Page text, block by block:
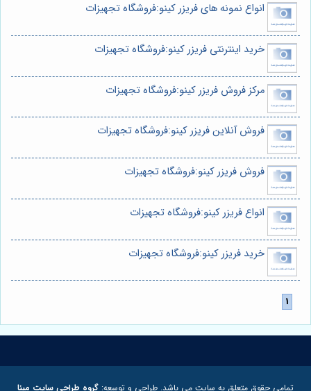
انواع نمونه های فریزر کینو:فروشگاه تجهیزات
خرید اینترنتی فریزر کینو:فروشگاه تجهیزات
مرکز فروش فریزر کینو:فروشگاه تجهیزات
فروش آنلاین فریزر کینو:فروشگاه تجهیزات
فروش فریزر کینو:فروشگاه تجهیزات
انواع فریزر کینو:فروشگاه تجهیزات
خرید فریزر کینو:فروشگاه تجهیزات
تمامی حقوق متعلق به سایت می باشد. طراحی و توسعه: گروه طراحی سایت مبنا